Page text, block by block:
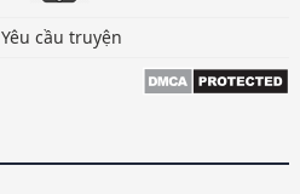
Yêu cầu truyện